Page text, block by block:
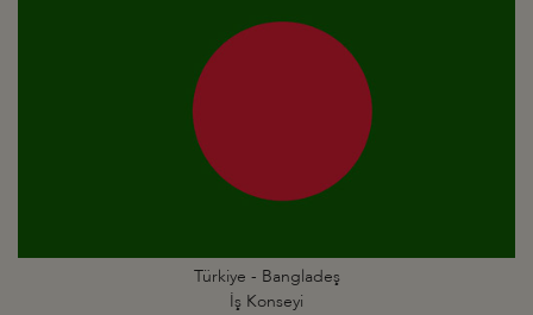
Türkiye - Bangladeş
İş Konseyi